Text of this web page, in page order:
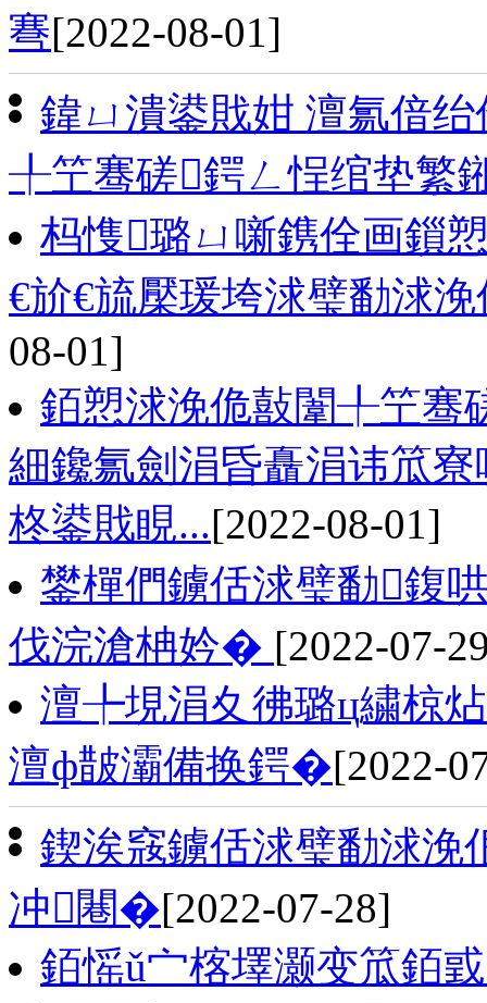
弿[2022-08-01]
鍏ㄩ潰鍙戝姏 澶氱偣
╀笁骞磋鍔ㄥ悜绾垫繁
杩愯璐ㄩ噺鎸佺画鎻
€斺€旈檿瑗垮浗璧勫浗
08-01]
銆愬浗浼佹敼闈╀笁骞
細鑱氱劍涓昏矗涓讳笟
柊鍙戝睍...[2022-08-01]
鐢樿們鐪佸浗璧勫鍑
伐浣滄柟妗� [2022-07-
澶╄垷涓夊彿璐ц繍椋
澶ф皵灞備换鍔�[2022-
鍥涘窛鐪佸浗璧勫浗浼
冲闀�[2022-07-28]
銆愮ǔ宀楁墿灏变笟銆